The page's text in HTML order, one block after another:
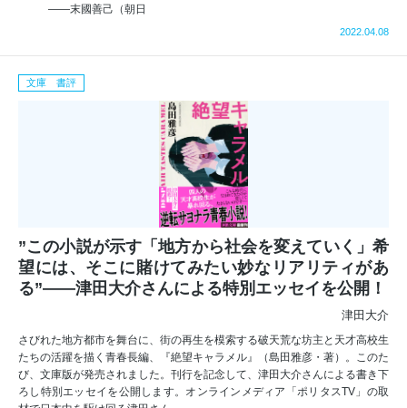
――末國善己（朝日
2022.04.08
文庫 書評
”この小説が示す「地方から社会を変えていく」希
望には、そこに賭けてみたい妙なリアリティがあ
る”――津田大介さんによる特別エッセイを公開！
津田大介
さびれた地方都市を舞台に、街の再生を模索する破天荒な坊主と天才高校生
たちの活躍を描く青春長編、『絶望キャラメル』（島田雅彦・著）。このた
び、文庫版が発売されました。刊行を記念して、津田大介さんによる書き下
ろし特別エッセイを公開します。オンラインメディア「ポリタスTV」の取